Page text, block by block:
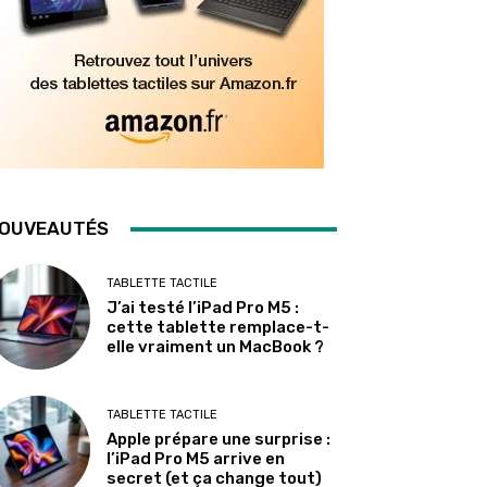
TABLETTE TACTILE
J’ai testé l’iPad Pro M5 :
cette tablette remplace-t-
elle vraiment un MacBook ?
TABLETTE TACTILE
Apple prépare une surprise :
l’iPad Pro M5 arrive en
secret (et ça change tout)